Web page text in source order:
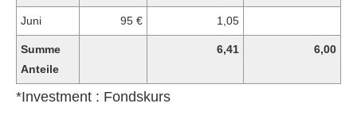
Juni 95 € 1,05
Summe
Anteile
6,41 6,00
*Investment : Fondskurs